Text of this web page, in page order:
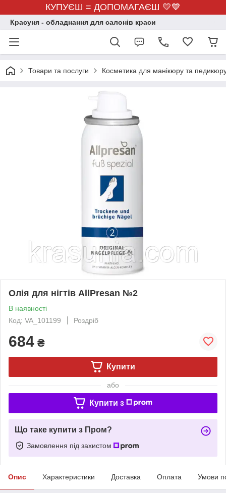
КУПУЄШ = ДОПОМАГАЄШ 💛💙
Красуня - обладнання для салонів краси
Товари та послуги Косметика для манікюру та
Олія для нігтів AllPresan №2
В наявності
Код: VA_101199
Роздріб
684 ₴
Купити
або
Купити з
Що таке купити з Пром?
Замовлення під захистом
Опис Характеристики Доставка Оплата Умови